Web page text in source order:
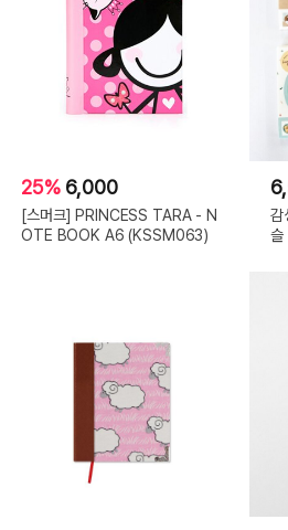
25% 6,000
[스머크] PRINCESS TARA - N
OTE BOOK A6 (KSSM063)
감
슬